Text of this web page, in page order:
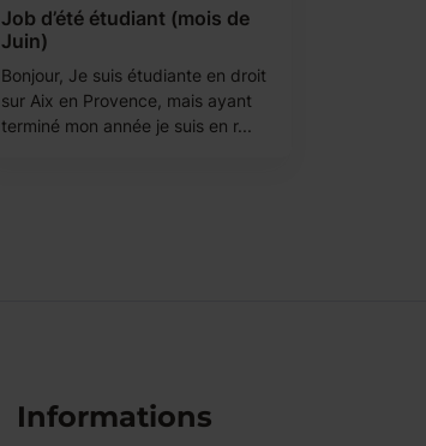
Job d’été étudiant (mois de
Juin)
Bonjour, Je suis étudiante en droit
sur Aix en Provence, mais ayant
terminé mon année je suis en r...
Informations